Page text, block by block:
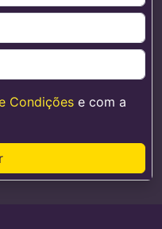
Condições e com a